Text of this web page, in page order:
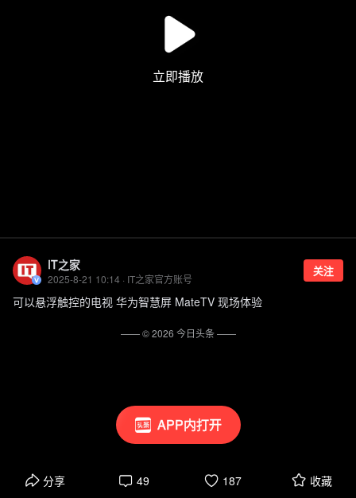
APP内打开
IT之家
2025-8-21 10:14 · IT之家官方账号
关注
可以悬浮触控的电视 华为智慧屏 MateTV 现场体验
分享 49 187 收藏
—— ©2026 今日头条——